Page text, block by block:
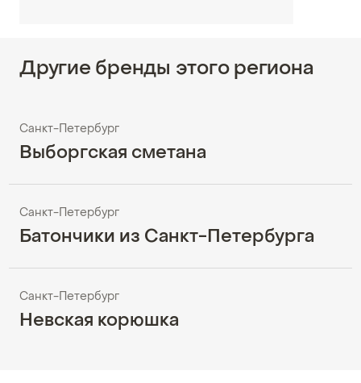
Другие бренды этого региона
Санкт-Петербург
Выборгская сметана
Санкт-Петербург
Батончики из Санкт-Петербурга
Санкт-Петербург
Невская корюшка